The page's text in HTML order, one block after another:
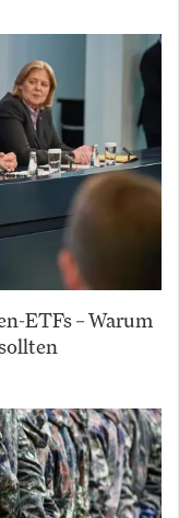
ETFs – Warum